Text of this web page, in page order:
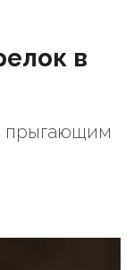
в
прыгающим